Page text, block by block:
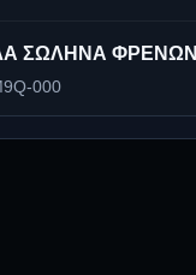
ΣΩΛΗΝΑ ΦΡΕΝΩΝ
000